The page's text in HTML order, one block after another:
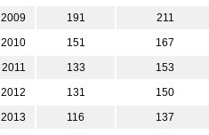
2009
191
211
2010
151
167
2011
133
153
2012
131
150
2013
116
137